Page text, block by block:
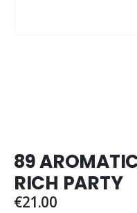
89
RICH PARTY
€21.00